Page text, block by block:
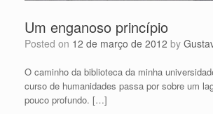
Um enganoso princípio
Posted on 12 de março de 2012 by
O caminho da biblioteca da minha
curso de humanidades passa por sobre um
pouco profundo. […]